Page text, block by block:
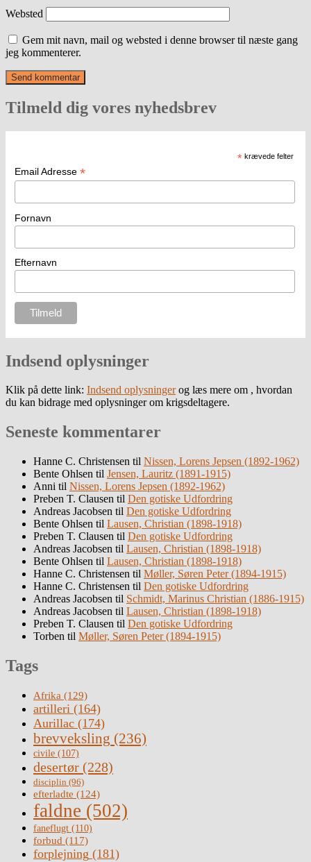
Websted
Gem mit navn, mail og websted i denne browser til næste gang
jeg kommenterer.
Tilmeld dig vores nyhedsbrev
* krævede felter
Email Adresse *
Fornavn
Efternavn
Indsend oplysninger
Klik på dette link: Indsend oplysningerog læs mere om , hvordan
du kan bidrage med oplysninger om krigsdeltagere.
Seneste kommentarer
Hanne C. Christensen til Nissen, Lorens Jepsen (1892-1962)
Bente Ohlsen til Jensen, Lauritz (1891-1915)
Anni til Nissen, Lorens Jepsen (1892-1962)
Preben T. Clausen til Den gotiske Udfordring
Andreas Jacobsen til Den gotiske Udfordring
Bente Ohlsen til Lausen, Christian (1898-1918)
Preben T. Clausen til Den gotiske Udfordring
Andreas Jacobsen til Lausen, Christian (1898-1918)
Bente Ohlsen til Lausen, Christian (1898-1918)
Hanne C. Christensen til Møller, Søren Peter (1894-1915)
Hanne C. Christensen til Den gotiske Udfordring
Andreas Jacobsen til Schmidt, Marinus Christian (1886-1915)
Andreas Jacobsen til Lausen, Christian (1898-1918)
Preben T. Clausen til Den gotiske Udfordring
Torben til Møller, Søren Peter (1894-1915)
Tags
Afrika (129)
artilleri (164)
Aurillac (174)
brevveksling (236)
civile (107)
desertør (228)
disciplin (96)
efterladte (124)
faldne (502)
faneflugt (110)
forbud (117)
forplejning (181)